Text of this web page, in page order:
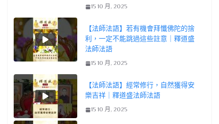
15 10 月, 2025
【法師法語】若有機會拜懺佛陀的捨
利，一定不能跳過這些註意｜釋道盛
法師法語
15 10 月, 2025
【法師法語】經常修行，自然獲得安
樂吉祥｜釋道盛法師法語
15 10 月, 2025